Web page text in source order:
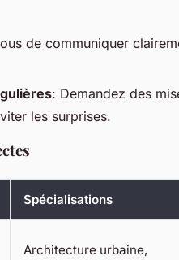
de communiquer
: Demandez des
les surprises.
Spécialisations
Architecture urbaine,